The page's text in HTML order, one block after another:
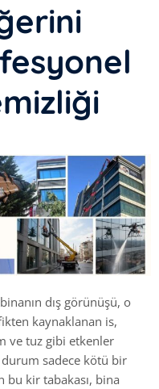
dış görünüşü, o
kaynaklanan is,
ve tuz gibi etkenler
durum sadece kötü bir
kir tabakası, bina